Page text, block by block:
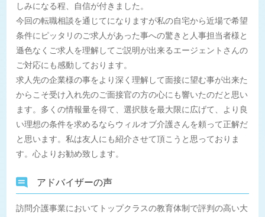
しみになる程、自信が付きました。
今回の転職相談を通じてになりますが私の自宅から近場で希望
条件にピッタリのご求人があった事への驚きと人事担当者様と
遜色なくご求人を理解してご説明が出来るエージェントさんの
ご対応にも感動しております。
求人先の企業様の事をより深く理解して面接に望む事が出来た
からこそ受け入れ先のご面接官の方の心にも響いたのだと思い
ます。多くの情報量を得て、選択肢を最大限に広げて、より良
い理想の条件を求めるならウィルオブ介護さんを頼って正解だ
と思います。私は友人にも紹介させて頂こうと思っておりま
す。心よりお勧め致します。
アドバイザーの声
訪問介護事業においてトップクラスの教育体制で評判の高い大